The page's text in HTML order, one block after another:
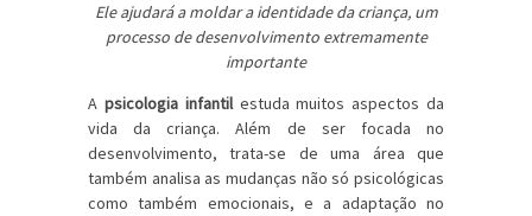
Ele ajudará a moldar a identidade da criança, um
processo de desenvolvimento extremamente
importante
A psicologia infantilestuda muitos aspectos da
vida da criança. Além de ser focada no
desenvolvimento, trata-se de uma área que
também analisa as mudanças não só psicológicas
como também emocionais, e a adaptação no